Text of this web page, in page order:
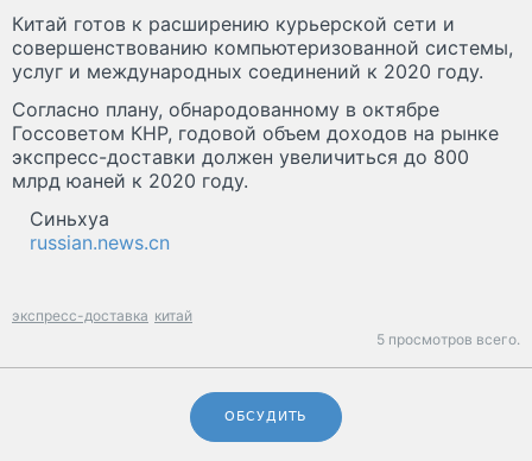
Китай готов к расширению курьерской сети и
совершенствованию компьютеризованной системы,
услуг и международных соединений к 2020 году.
Согласно плану, обнародованному в октябре
Госсоветом КНР, годовой объем доходов на рынке
экспресс-доставки должен увеличиться до 800
млрд юаней к 2020 году.
Синьхуа
russian.news.cn
экспресс-доставка китай
5 просмотров всего.
ОБСУДИТЬ